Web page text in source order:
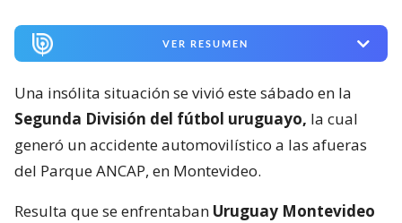
VER RESUMEN
Una insólita situación se vivió este sábado en la
Segunda División del fútbol uruguayo, la cual
generó un accidente automovilístico a las afueras
del Parque ANCAP, en Montevideo.
Resulta que se enfrentaban Uruguay Montevideo